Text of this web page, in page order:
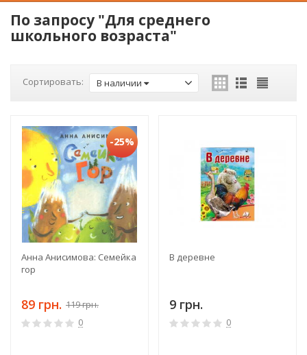
По запросу "Для среднего
школьного возраста"
Сортировать: В наличии
-25%
Анна Анисимова: Семейка
гор
89 грн. 119 грн.
0
В деревне
9 грн.
0